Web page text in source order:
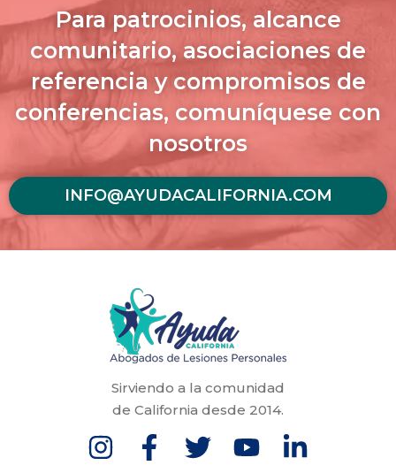
Para patrocinios, alcance
comunitario, asociaciones de
referencia y compromisos de
conferencias, comuníquese con
nosotros
INFO@AYUDACALIFORNIA.COM
Sirviendo a la comunidad
de California desde 2014.